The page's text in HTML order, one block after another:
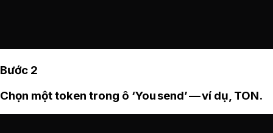
Bước 2
Chọn một token trong ô ‘You send’ — ví dụ, TON.